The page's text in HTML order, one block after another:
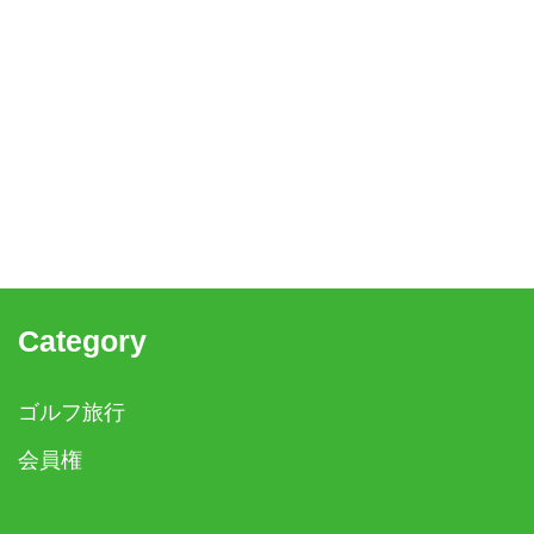
Category
ゴルフ旅行
会員権